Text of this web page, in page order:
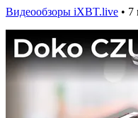
Видеообзоры iXBT.live • 7